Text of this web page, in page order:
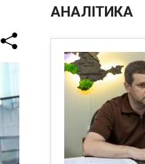
АНАЛІТИКА